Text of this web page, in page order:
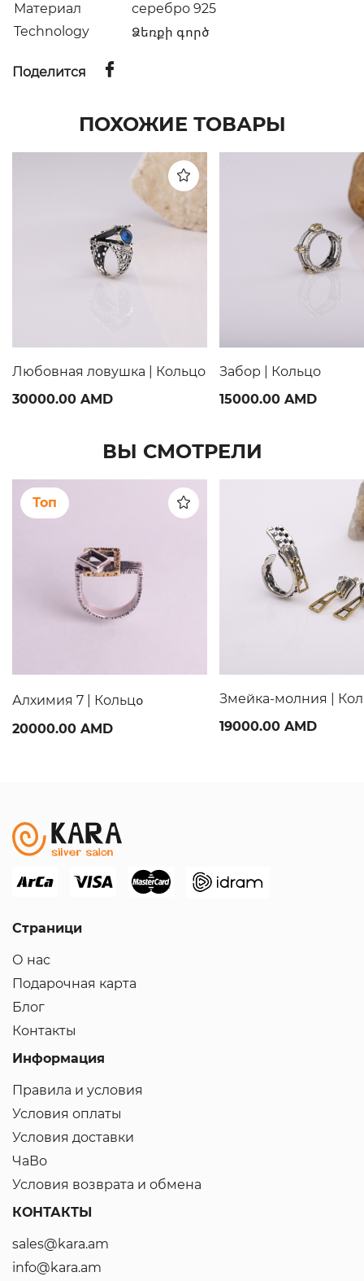
Материал
серебро 925
Technology
Ձեռքի գործ
Поделится
ПОХОЖИЕ ТОВАРЫ
Любовная ловушка | Кольцо
30000.00 AMD
Забор | Кольцо
15000.00 AMD
ВЫ СМОТРЕЛИ
Топ
Алхимия 7 | Кольцօ
20000.00 AMD
Змейка-молния |
19000.00 AMD
Страници
О нас
Подарочная карта
Блог
Контакты
Информация
Правила и условия
Условия оплаты
Условия доставки
ЧаВо
Условия возврата и обмена
КОНТАКТЫ
sales@kara.am
info@kara.am